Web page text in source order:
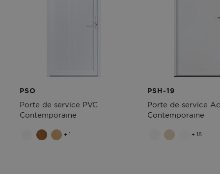
PSO
Porte de service PVC
Contemporaine
+ 1
PSH-19
Porte de service
Contemporaine
+ 18